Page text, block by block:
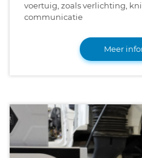
voertuig, zoals verlichting,
communicatie
Meer